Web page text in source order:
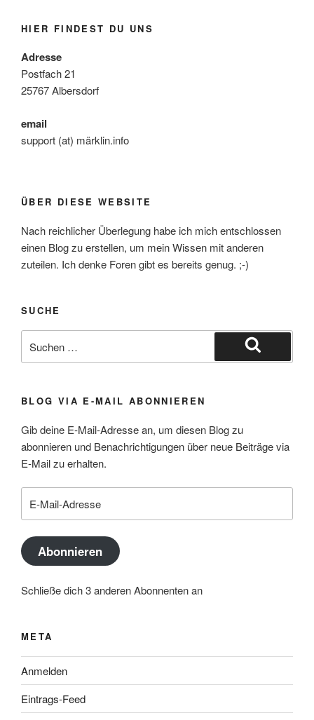
HIER FINDEST DU UNS
Adresse
Postfach 21
25767 Albersdorf
email
support (at) märklin.info
ÜBER DIESE WEBSITE
Nach reichlicher Überlegung habe ich mich entschlossen
einen Blog zu erstellen, um mein Wissen mit anderen
zuteilen. Ich denke Foren gibt es bereits genug. ;-)
SUCHE
nach:
Suchen
BLOG VIA E-MAIL ABONNIEREN
Gib deine E-Mail-Adresse an, um diesen Blog zu
abonnieren und Benachrichtigungen über neue Beiträge via
E-Mail zu erhalten.
Mail-
Abonnieren
Schließe dich 3 anderen Abonnenten an
META
Anmelden
Eintrags-Feed